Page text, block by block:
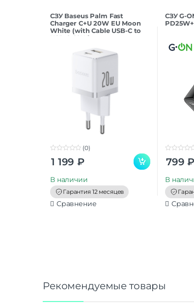
СЗУ Baseus Palm Fast
Charger C+U 20W EU Moon
White (with Cable USB-C to
USB-C 60W)
o
(0)
1 199 ₽
В наличии
Гарантия 12 месяцев
Сравнение
СЗУ G-
o
o
799 ₽
В
Рекомендуемые товары